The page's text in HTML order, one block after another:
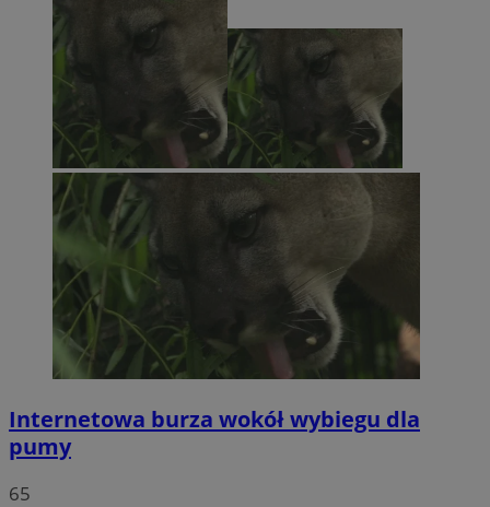
Internetowa burza wokół wybiegu dla
pumy
65